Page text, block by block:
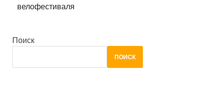
велофестиваля
Поиск
ПОИСК